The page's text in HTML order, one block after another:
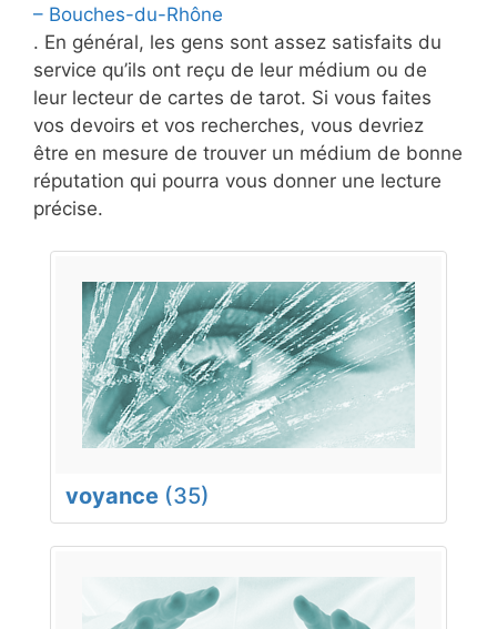
– Bouches-du-Rhône
. En général, les gens sont assez satisfaits du
service qu’ils ont reçu de leur médium ou de
leur lecteur de cartes de tarot. Si vous faites
vos devoirs et vos recherches, vous devriez
être en mesure de trouver un médium de bonne
réputation qui pourra vous donner une lecture
précise.
voyance (35)